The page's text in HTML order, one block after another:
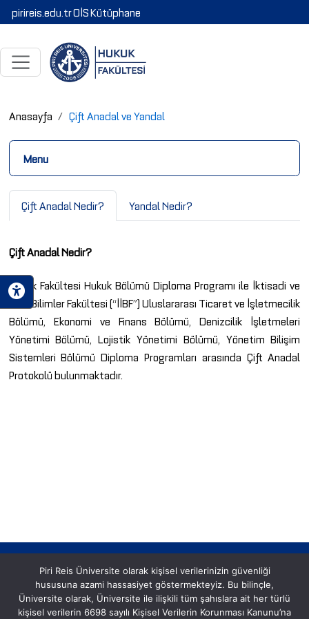
pirireis.edu.trOİSKütüphane
Anasayfa Çift Anadal ve Yandal
Menu
Çift Anadal Nedir? Yandal Nedir?
Çift Anadal Nedir?
Hukuk Fakültesi Hukuk Bölümü Diploma Programı ile İktisadi ve
İdari Bilimler Fakültesi (“İİBF”) Uluslararası Ticaret ve İşletmecilik
Bölümü, Ekonomi ve Finans Bölümü, Denizcilik İşletmeleri
Yönetimi Bölümü, Lojistik Yönetimi Bölümü, Yönetim Bilişim
Sistemleri Bölümü Diploma Programları arasında Çift Anadal
Protokolü bulunmaktadır.
Piri Reis Üniversite olarak kişisel verilerinizin güvenliği
hususuna azami hassasiyet göstermekteyiz. Bu bilinçle,
Üniversite olarak, Üniversite ile ilişkili tüm şahıslara ait her türlü
kişisel verilerin 6698 sayılı Kişisel Verilerin Korunması Kanunu’na